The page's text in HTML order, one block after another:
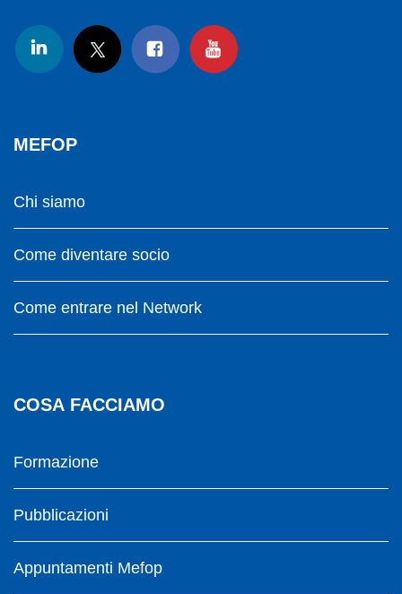
MEFOP
Chi siamo
Come diventare socio
Come entrare nel Network
COSA FACCIAMO
Formazione
Pubblicazioni
Appuntamenti Mefop